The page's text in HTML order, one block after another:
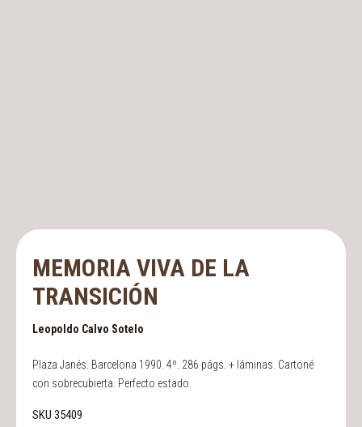
MEMORIA VIVA DE LA
TRANSICIÓN
Leopoldo Calvo Sotelo
Plaza Janés. Barcelona 1990. 4º. 286 págs. + láminas. Cartoné
con sobrecubierta. Perfecto estado.
SKU 35409